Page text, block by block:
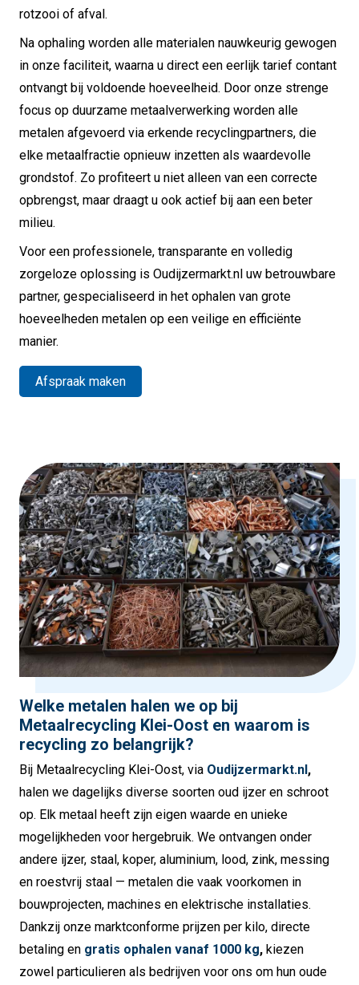
rotzooi of afval.
Na ophaling worden alle materialen nauwkeurig gewogen
in onze faciliteit, waarna u direct een eerlijk tarief contant
ontvangt bij voldoende hoeveelheid. Door onze strenge
focus op duurzame metaalverwerking worden alle
metalen afgevoerd via erkende recyclingpartners, die
elke metaalfractie opnieuw inzetten als waardevolle
grondstof. Zo profiteert u niet alleen van een correcte
opbrengst, maar draagt u ook actief bij aan een beter
milieu.
Voor een professionele, transparante en volledig
zorgeloze oplossing is Oudijzermarkt.nl uw betrouwbare
partner, gespecialiseerd in het ophalen van grote
hoeveelheden metalen op een veilige en efficiënte
manier.
Afspraak maken
Welke metalen halen we op bij
Metaalrecycling Klei-Oost en waarom is
recycling zo belangrijk?
Bij Metaalrecycling Klei-Oost, via Oudijzermarkt.nl,
halen we dagelijks diverse soorten oud ijzer en schroot
op. Elk metaal heeft zijn eigen waarde en unieke
mogelijkheden voor hergebruik. We ontvangen onder
andere ijzer, staal, koper, aluminium, lood, zink, messing
en roestvrij staal — metalen die vaak voorkomen in
bouwprojecten, machines en elektrische installaties.
Dankzij onze marktconforme prijzen per kilo, directe
betaling en gratis ophalen vanaf 1000 kg, kiezen
zowel particulieren als bedrijven voor ons om hun oude